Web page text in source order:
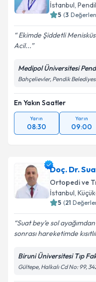
İstanbul,
5 (3
Ekimde Şiddetli
Acil...
Medipol Üniversitesi
Bahçelievler, Pendik
En Yakın Saatler
Yarın
08:30
Yarın
09:00
Doç. Dr.
Ortopedi ve
İstanbul,
5 (21
Suat bey’e sol
sonrası hareketimde
Biruni Üniversitesi Tıp
Gültepe, Halkalı Cd No: 99,